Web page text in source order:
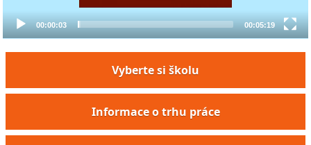
00:00:03 00:05:19
Vyberte si školu
Informace o trhu práce